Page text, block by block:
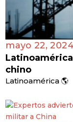
mayo 22,
chino
Latinoamérica 🌎